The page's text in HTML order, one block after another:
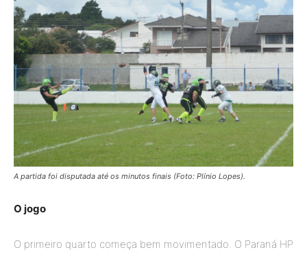
A partida foi disputada até os minutos finais (Foto: Plínio Lopes).
O jogo
O primeiro quarto começa bem movimentado. O Paraná HP